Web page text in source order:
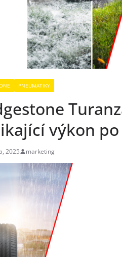
PNEUMATIKY
výkon
2025 marketing